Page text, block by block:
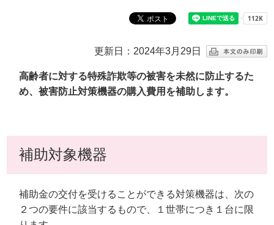
更新日：2024年3月29日
高齢者に対する特殊詐欺等の被害を未然に防止するた
め、被害防止対策機器の購入費用を補助します。
補助対象機器
補助金の交付を受けることができる対策機器は、次の
２つの要件に該当するもので、１世帯につき１台に限